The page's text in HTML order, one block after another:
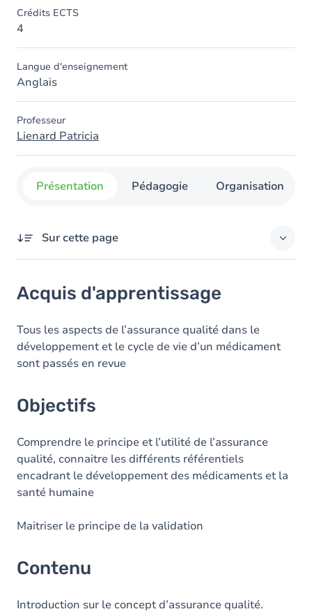
Crédits ECTS
4
Langue d'enseignement
Anglais
Professeur
Lienard Patricia
Présentation Pédagogie Organisation
Sur cette page
Objectifs
Contenu
Table des matières
Acquis d'apprentissage
Tous les aspects de l’assurance qualité dans le
développement et le cycle de vie d’un médicament
sont passés en revue
Objectifs
Comprendre le principe et l’utilité de l’assurance
qualité, connaitre les différents référentiels
encadrant le développement des médicaments et la
santé humaine
Maitriser le principe de la validation
Contenu
Introduction sur le concept d’assurance qualité.